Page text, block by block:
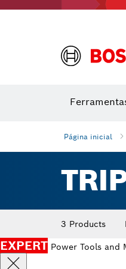
Página inicial
3 Products
EXPERT Power Tools and